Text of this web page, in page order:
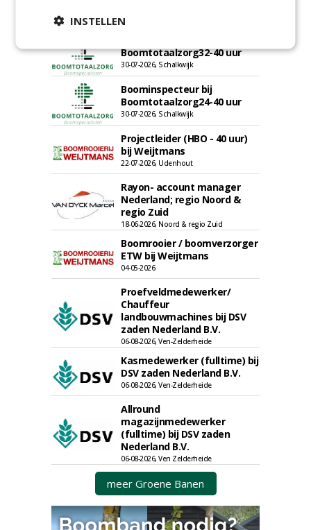
Boomtotaalzorg32-40 uur
30-07-2026, Schalkwijk
Boominspecteur bij
Boomtotaalzorg24-40 uur
30-07-2026, Schalkwijk
Projectleider (HBO - 40 uur)
bij Weijtmans
22-07-2026, Udenhout
Rayon- account manager
Nederland; regio Noord &
regio Zuid
18-06-2026, Noord & regio Zuid
Boomrooier / boomverzorger
ETW bij Weijtmans
04-05-2026
Proefveldmedewerker/
Chauffeur
landbouwmachines bij DSV
zaden Nederland B.V.
06-08-2026, Ven-Zelderheide
Kasmedewerker (fulltime) bij
DSV zaden Nederland B.V.
06-08-2026, Ven-Zelderheide
Allround
magazijnmedewerker
(fulltime) bij DSV zaden
Nederland B.V.
06-08-2026, Ven Zelderheide
meer Groene Banen
INSTELLEN